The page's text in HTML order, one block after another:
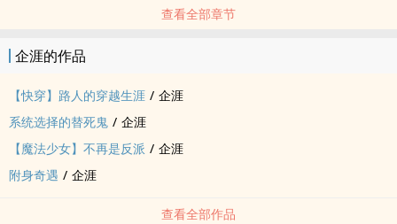
虽说这是无CP的文啦，可是在结尾的部分佳慧谈恋爱了耶！
从来没想过这点。
写了囧
不过无CP这点是不会改的，毕竟只在结尾出现的佳慧她对象，就只占
了整篇文这么小的一部分，改成BG文感觉好像在骗点击啊囧
就这样，谢谢大家的支持！
查看全部章节
企涯的作品
【快穿】路人的穿越生涯 / 企涯
系统选择的替死鬼 / 企涯
【魔法少女】不再是反派 / 企涯
附身奇遇 / 企涯
查看全部作品